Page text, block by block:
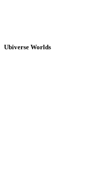
Ubiverse Worlds